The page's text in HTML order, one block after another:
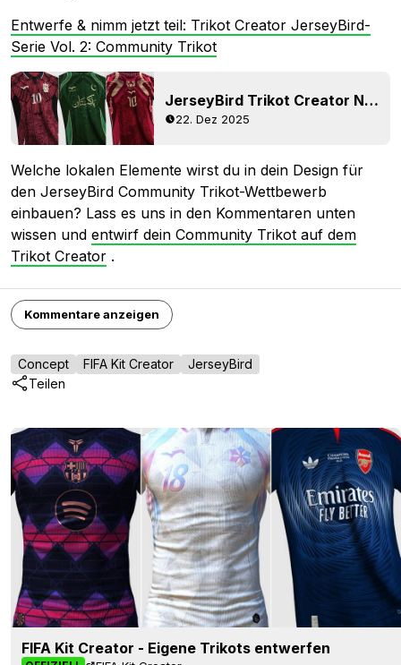
Entwerfe & nimm jetzt teil: Trikot Creator JerseyBird-
Serie Vol. 2: Community Trikot
JerseyBird Trikot Creator National Team Trikot-Wettbewerb – 3 Trikots werden produziert
22. Dez 2025
Welche lokalen Elemente wirst du in dein Design für
den JerseyBird Community Trikot-Wettbewerb
einbauen? Lass es uns in den Kommentaren unten
wissen und entwirf dein Community Trikot auf dem
Trikot Creator .
Kommentare anzeigen
Concept FIFA Kit Creator
JerseyBird
Teilen
FIFA Kit Creator - Eigene Trikots entwerfen